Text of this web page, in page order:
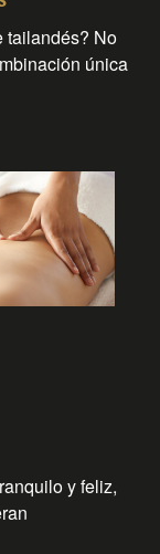
tailandés? No
única
y feliz,